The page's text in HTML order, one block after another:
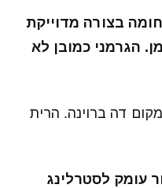
החומה בצורה מדוייקת
הגרמני כמובן לא
במקום דה ברוינה. הרית
עומק לסטרלינג